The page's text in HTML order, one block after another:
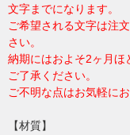
文字までになります。
ご希望される文字は注
さい。
納期にはおよそ2ヶ月ほ
ご了承ください。
ご不明な点はお気軽に
【材質】